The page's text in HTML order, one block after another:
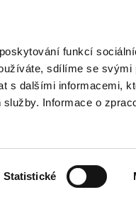
funkcí
sdílíme se svými
s dalšími informacemi,
Informace o
Statistické
Bezplatná
NÁRODNÍ PLÁN